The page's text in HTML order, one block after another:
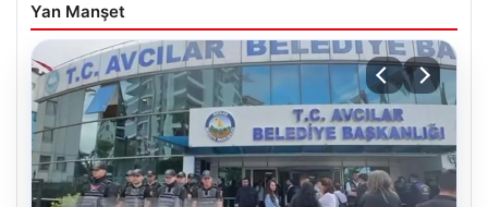
Yan Manşet